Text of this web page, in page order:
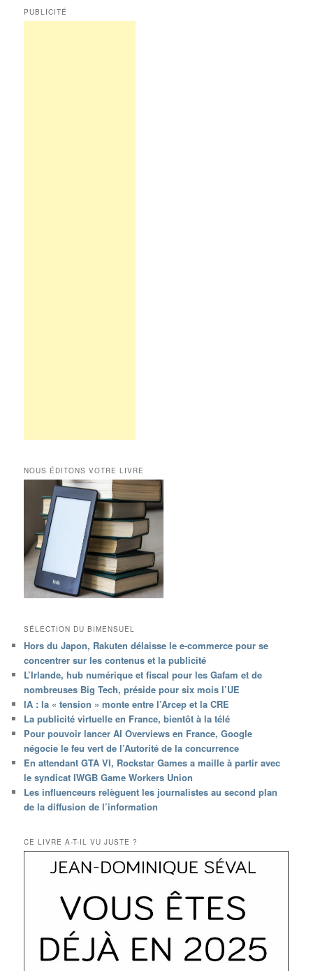
PUBLICITÉ
NOUS ÉDITONS VOTRE LIVRE
SÉLECTION DU BIMENSUEL
Hors du Japon, Rakuten délaisse le e-commerce pour se
concentrer sur les contenus et la publicité
L’Irlande, hub numérique et fiscal pour les Gafam et de
nombreuses Big Tech, préside pour six mois l’UE
IA : la « tension » monte entre l’Arcep et la CRE
La publicité virtuelle en France, bientôt à la télé
Pour pouvoir lancer AI Overviews en France, Google
négocie le feu vert de l’Autorité de la concurrence
En attendant GTA VI, Rockstar Games a maille à partir avec
le syndicat IWGB Game Workers Union
Les influenceurs relèguent les journalistes au second plan
de la diffusion de l’information
CE LIVRE A-T-IL VU JUSTE ?